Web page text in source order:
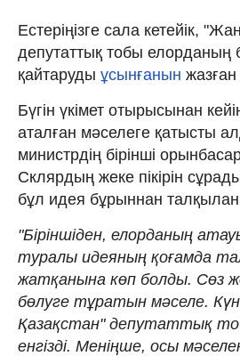
Естеріңізге сала кетейік,
депутаттық тобы елорданың
қайтаруды ұсынғанын
Бүгін үкімет отырысынан
аталған мәселеге қатысты
министрдің бірінші
Склярдың жеке пікірін
бұл идея бұрыннан
"Біріншіден, елорданың
туралы идеяның қоғамда
жатқанына көп болды. Сөз
бөлуге тұратын мәселе.
Қазақстан" депутаттық
енгізді. Меніңше, осы